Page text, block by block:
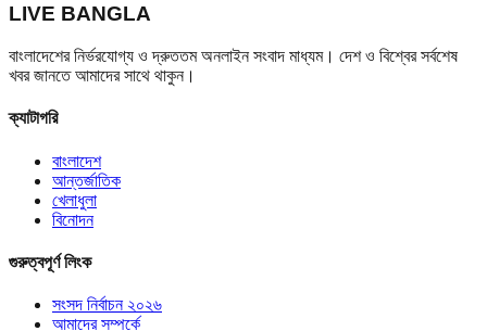
LIVE BANGLA
বাংলাদেশের নির্ভরযোগ্য ও দ্রুততম অনলাইন সংবাদ মাধ্যম। দেশ ও বিশ্বের সর্বশেষ
খবর জানতে আমাদের সাথে থাকুন।
ক্যাটাগরি
বাংলাদেশ
আন্তর্জাতিক
খেলাধুলা
বিনোদন
গুরুত্বপূর্ণ লিংক
সংসদ নির্বাচন ২০২৬
আমাদের সম্পর্কে